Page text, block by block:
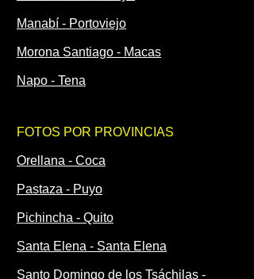
Manabí - Portoviejo
Morona Santiago - Macas
Napo - Tena
FOTOS POR PROVINCIAS
Orellana - Coca
Pastaza - Puyo
Pichincha - Quito
Santa Elena - Santa Elena
Santo Domingo de los Tsáchilas -